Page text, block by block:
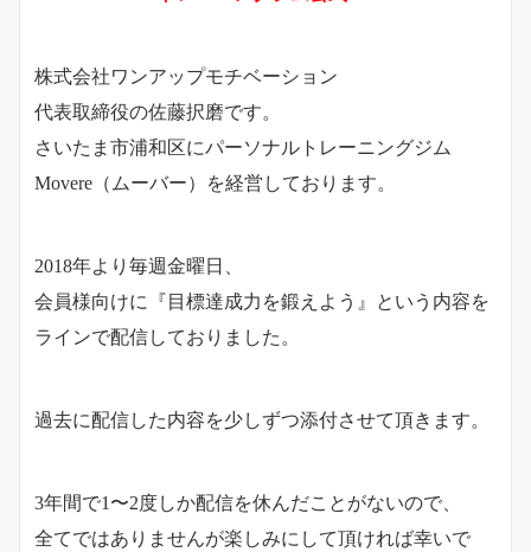
株式会社ワンアップモチベーション
代表取締役の佐藤択磨です。
さいたま市浦和区にパーソナルトレーニングジム
Movere（ムーバー）を経営しております。
2018年より毎週金曜日、
会員様向けに『目標達成力を鍛えよう』という内容を
ラインで配信しておりました。
過去に配信した内容を少しずつ添付させて頂きます。
3年間で1〜2度しか配信を休んだことがないので、
全てではありませんが楽しみにして頂ければ幸いで